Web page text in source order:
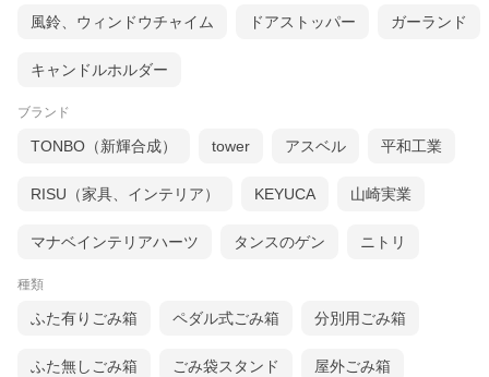
風鈴、ウィンドウチャイム ドアストッパー ガーランド
キャンドルホルダー
ブランド
TONBO（新輝合成） tower アスベル 平和工業
RISU（家具、インテリア） KEYUCA 山崎実業
マナベインテリアハーツ タンスのゲン ニトリ
種類
ふた有りごみ箱 ペダル式ごみ箱 分別用ごみ箱
ふた無しごみ箱 ごみ袋スタンド 屋外ごみ箱